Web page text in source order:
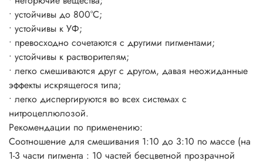
• устойчивы до 800°C;
• устойчивы к УФ;
• превосходно сочетаются с другими пигментами;
• устойчивы к растворителям;
• легко смешиваются друг с другом, давая неожиданные
эффекты искрящегося типа;
• легко диспергируются во всех системах с
нитроцеллюлозой.
Рекомендации по применению:
Соотношение для смешивания 1:10 до 3:10 по массе (на
1-3 части пигмента : 10 частей бесцветной прозрачной